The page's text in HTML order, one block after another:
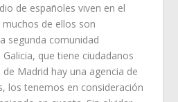
de españoles viven en el
de ellos son
segunda comunidad
que tiene ciudadanos
Madrid hay una agencia de
los tenemos en consideración